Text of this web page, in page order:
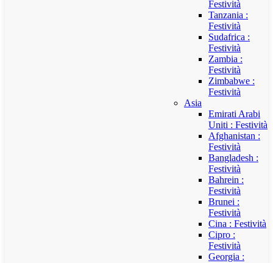
Festività
Tanzania :
Festività
Sudafrica :
Festività
Zambia :
Festività
Zimbabwe :
Festività
Asia
Emirati Arabi
Uniti : Festività
Afghanistan :
Festività
Bangladesh :
Festività
Bahrein :
Festività
Brunei :
Festività
Cina : Festività
Cipro :
Festività
Georgia :